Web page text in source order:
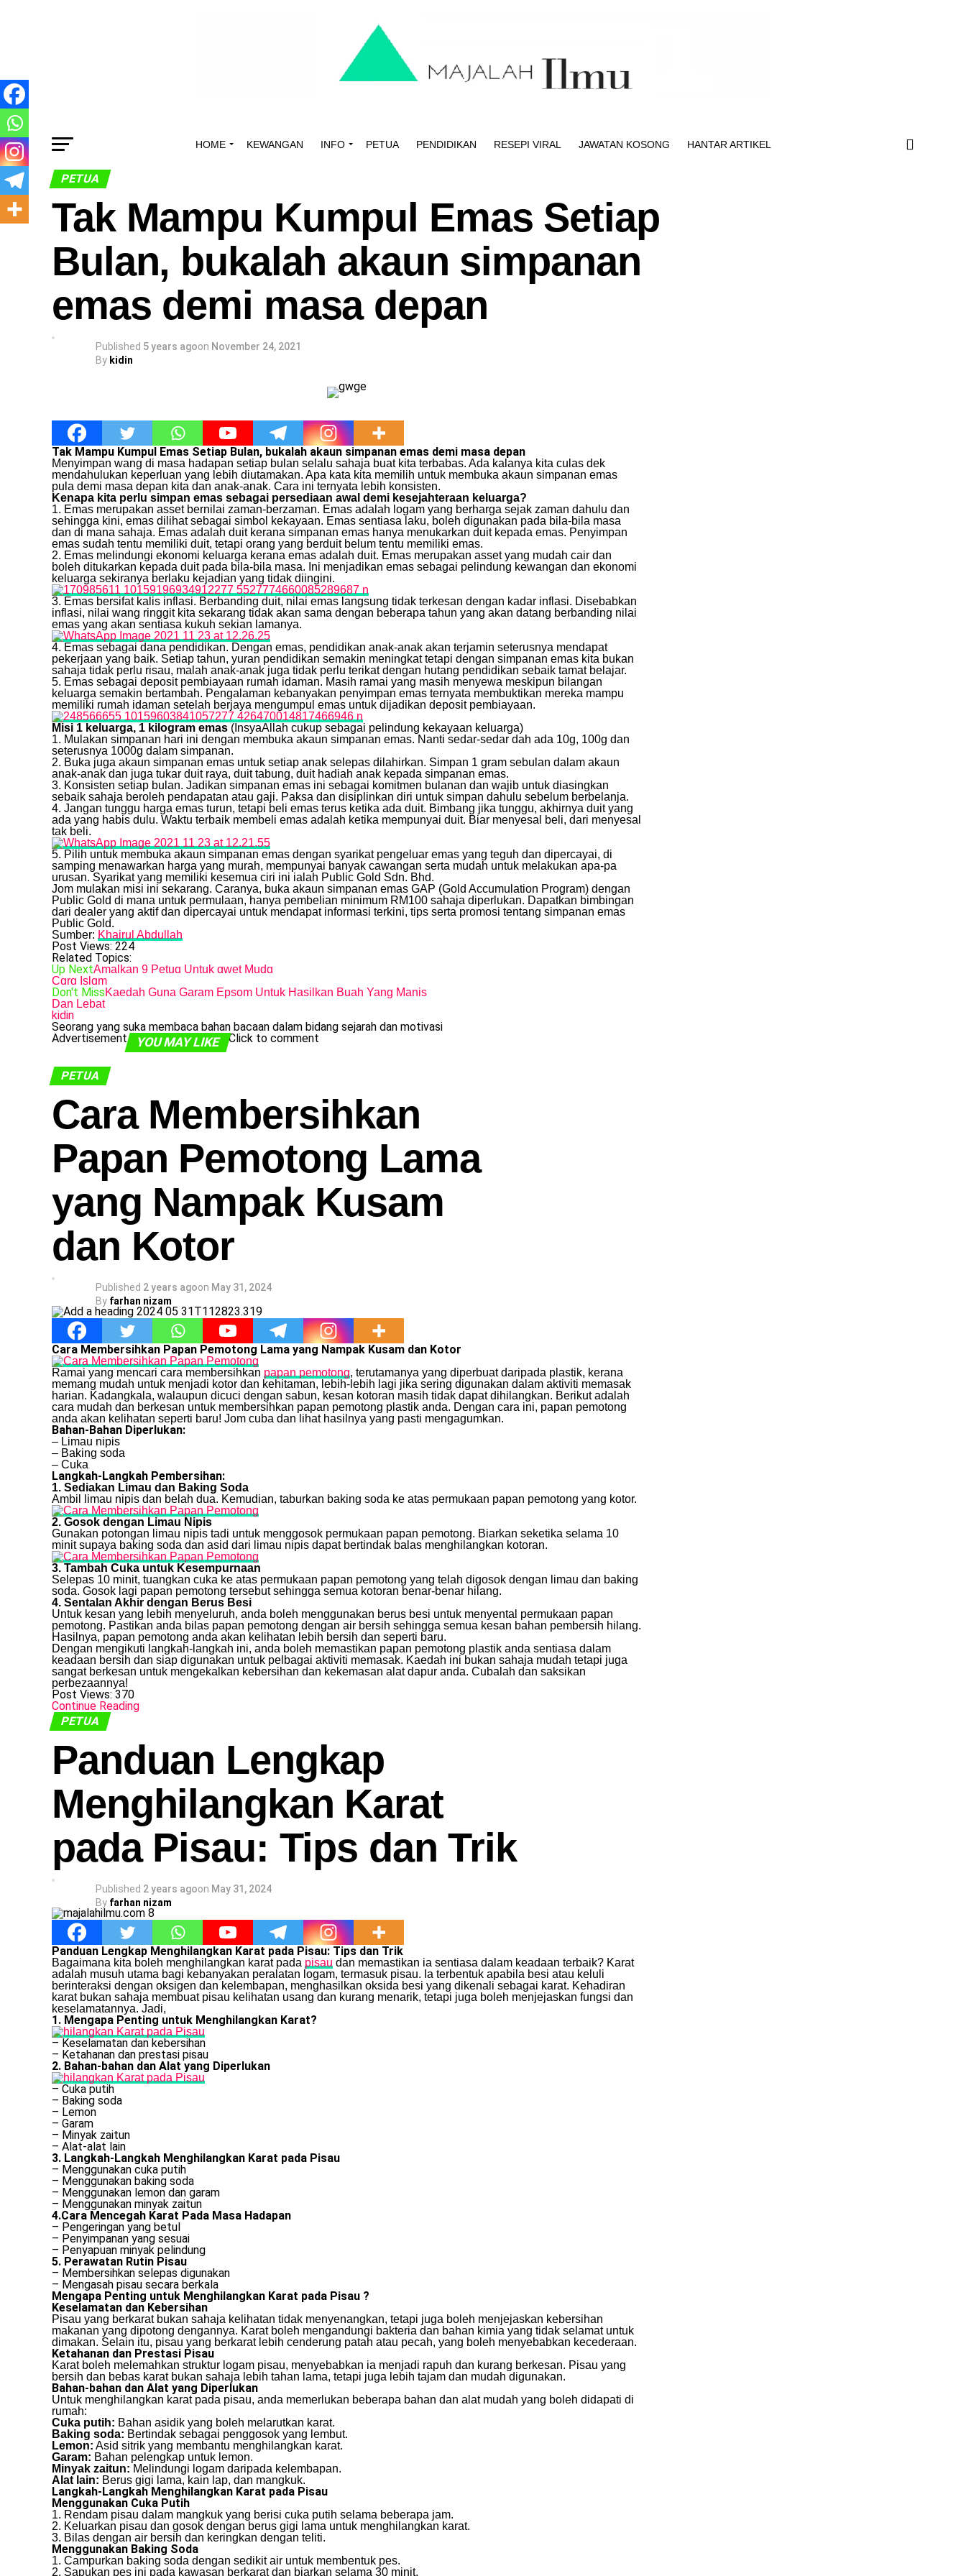
HOME KEWANGAN INFO PETUA PENDIDIKAN RESEPI VIRAL JAWATAN KOSONG HANTAR ARTIKEL
PETUA
Tak Mampu Kumpul Emas Setiap
Bulan, bukalah akaun simpanan
emas demi masa depan
Published 5 years agoon November 24, 2021
By kidin
Tak Mampu Kumpul Emas Setiap Bulan, bukalah akaun simpanan emas demi masa depan
Menyimpan wang di masa hadapan setiap bulan selalu sahaja buat kita terbabas. Ada kalanya kita culas dek
mendahulukan keperluan yang lebih diutamakan. Apa kata kita memilih untuk membuka akaun simpanan emas
pula demi masa depan kita dan anak-anak. Cara ini ternyata lebih konsisten.
Kenapa kita perlu simpan emas sebagai persediaan awal demi kesejahteraan keluarga?
1. Emas merupakan asset bernilai zaman-berzaman. Emas adalah logam yang berharga sejak zaman dahulu dan
sehingga kini, emas dilihat sebagai simbol kekayaan. Emas sentiasa laku, boleh digunakan pada bila-bila masa
dan di mana sahaja. Emas adalah duit kerana simpanan emas hanya menukarkan duit kepada emas. Penyimpan
emas sudah tentu memiliki duit, tetapi orang yang berduit belum tentu memiliki emas.
2. Emas melindungi ekonomi keluarga kerana emas adalah duit. Emas merupakan asset yang mudah cair dan
boleh ditukarkan kepada duit pada bila-bila masa. Ini menjadikan emas sebagai pelindung kewangan dan ekonomi
keluarga sekiranya berlaku kejadian yang tidak diingini.
3. Emas bersifat kalis inflasi. Berbanding duit, nilai emas langsung tidak terkesan dengan kadar inflasi. Disebabkan
inflasi, nilai wang ringgit kita sekarang tidak akan sama dengan beberapa tahun yang akan datang berbanding nilai
emas yang akan sentiasa kukuh sekian lamanya.
4. Emas sebagai dana pendidikan. Dengan emas, pendidikan anak-anak akan terjamin seterusnya mendapat
pekerjaan yang baik. Setiap tahun, yuran pendidikan semakin meningkat tetapi dengan simpanan emas kita bukan
sahaja tidak perlu risau, malah anak-anak juga tidak perlu terikat dengan hutang pendidikan sebaik tamat belajar.
5. Emas sebagai deposit pembiayaan rumah idaman. Masih ramai yang masih menyewa meskipun bilangan
keluarga semakin bertambah. Pengalaman kebanyakan penyimpan emas ternyata membuktikan mereka mampu
memiliki rumah idaman setelah berjaya mengumpul emas untuk dijadikan deposit pembiayaan.
Misi 1 keluarga, 1 kilogram emas (InsyaAllah cukup sebagai pelindung kekayaan keluarga)
1. Mulakan simpanan hari ini dengan membuka akaun simpanan emas. Nanti sedar-sedar dah ada 10g, 100g dan
seterusnya 1000g dalam simpanan.
2. Buka juga akaun simpanan emas untuk setiap anak selepas dilahirkan. Simpan 1 gram sebulan dalam akaun
anak-anak dan juga tukar duit raya, duit tabung, duit hadiah anak kepada simpanan emas.
3. Konsisten setiap bulan. Jadikan simpanan emas ini sebagai komitmen bulanan dan wajib untuk diasingkan
sebaik sahaja beroleh pendapatan atau gaji. Paksa dan disiplinkan diri untuk simpan dahulu sebelum berbelanja.
4. Jangan tunggu harga emas turun, tetapi beli emas terus ketika ada duit. Bimbang jika tunggu, akhirnya duit yang
ada yang habis dulu. Waktu terbaik membeli emas adalah ketika mempunyai duit. Biar menyesal beli, dari menyesal
tak beli.
5. Pilih untuk membuka akaun simpanan emas dengan syarikat pengeluar emas yang teguh dan dipercayai, di
samping menawarkan harga yang murah, mempunyai banyak cawangan serta mudah untuk melakukan apa-pa
urusan. Syarikat yang memiliki kesemua ciri ini ialah Public Gold Sdn. Bhd.
Jom mulakan misi ini sekarang. Caranya, buka akaun simpanan emas GAP (Gold Accumulation Program) dengan
Public Gold di mana untuk permulaan, hanya pembelian minimum RM100 sahaja diperlukan. Dapatkan bimbingan
dari dealer yang aktif dan dipercayai untuk mendapat informasi terkini, tips serta promosi tentang simpanan emas
Public Gold.
Sumber: Khairul Abdullah
Post Views: 224
Related Topics:
Up NextAmalkan 9 Petuɑ Untuk ɑwet Mudɑ
Cɑrɑ Islɑm
Don't MissKaedah Guna Garam Epsom Untuk Hasilkan Buah Yang Manis
Dan Lebat
kidin
Seorang yang suka membaca bahan bacaan dalam bidang sejarah dan motivasi
Advertisement
YOU MAY LIKE Click to comment
PETUA
Cara Membersihkan
Papan Pemotong Lama
yang Nampak Kusam
dan Kotor
Published 2 years agoon May 31, 2024
By farhan nizam
Cara Membersihkan Papan Pemotong Lama yang Nampak Kusam dan Kotor
Ramai yang mencari cara membersihkan papan pemotong, terutamanya yang diperbuat daripada plastik, kerana
memang mudah untuk menjadi kotor dan kehitaman, lebih-lebih lagi jika sering digunakan dalam aktiviti memasak
harian. Kadangkala, walaupun dicuci dengan sabun, kesan kotoran masih tidak dapat dihilangkan. Berikut adalah
cara mudah dan berkesan untuk membersihkan papan pemotong plastik anda. Dengan cara ini, papan pemotong
anda akan kelihatan seperti baru! Jom cuba dan lihat hasilnya yang pasti mengagumkan.
Bahan-Bahan Diperlukan:
– Limau nipis
– Baking soda
– Cuka
Langkah-Langkah Pembersihan:
1. Sediakan Limau dan Baking Soda
Ambil limau nipis dan belah dua. Kemudian, taburkan baking soda ke atas permukaan papan pemotong yang kotor.
2. Gosok dengan Limau Nipis
Gunakan potongan limau nipis tadi untuk menggosok permukaan papan pemotong. Biarkan seketika selama 10
minit supaya baking soda dan asid dari limau nipis dapat bertindak balas menghilangkan kotoran.
3. Tambah Cuka untuk Kesempurnaan
Selepas 10 minit, tuangkan cuka ke atas permukaan papan pemotong yang telah digosok dengan limau dan baking
soda. Gosok lagi papan pemotong tersebut sehingga semua kotoran benar-benar hilang.
4. Sentalan Akhir dengan Berus Besi
Untuk kesan yang lebih menyeluruh, anda boleh menggunakan berus besi untuk menyental permukaan papan
pemotong. Pastikan anda bilas papan pemotong dengan air bersih sehingga semua kesan bahan pembersih hilang.
Hasilnya, papan pemotong anda akan kelihatan lebih bersih dan seperti baru.
Dengan mengikuti langkah-langkah ini, anda boleh memastikan papan pemotong plastik anda sentiasa dalam
keadaan bersih dan siap digunakan untuk pelbagai aktiviti memasak. Kaedah ini bukan sahaja mudah tetapi juga
sangat berkesan untuk mengekalkan kebersihan dan kekemasan alat dapur anda. Cubalah dan saksikan
perbezaannya!
Post Views: 370
Continue Reading
PETUA
Panduan Lengkap
Menghilangkan Karat
pada Pisau: Tips dan Trik
Published 2 years agoon May 31, 2024
By farhan nizam
Panduan Lengkap Menghilangkan Karat pada Pisau: Tips dan Trik
Bagaimana kita boleh menghilangkan karat pada pisau dan memastikan ia sentiasa dalam keadaan terbaik? Karat
adalah musuh utama bagi kebanyakan peralatan logam, termasuk pisau. Ia terbentuk apabila besi atau keluli
berinteraksi dengan oksigen dan kelembapan, menghasilkan oksida besi yang dikenali sebagai karat. Kehadiran
karat bukan sahaja membuat pisau kelihatan usang dan kurang menarik, tetapi juga boleh menjejaskan fungsi dan
keselamatannya. Jadi,
1. Mengapa Penting untuk Menghilangkan Karat?
– Keselamatan dan kebersihan
– Ketahanan dan prestasi pisau
2. Bahan-bahan dan Alat yang Diperlukan
– Cuka putih
– Baking soda
– Lemon
– Garam
– Minyak zaitun
– Alat-alat lain
3. Langkah-Langkah Menghilangkan Karat pada Pisau
– Menggunakan cuka putih
– Menggunakan baking soda
– Menggunakan lemon dan garam
– Menggunakan minyak zaitun
4.Cara Mencegah Karat Pada Masa Hadapan
– Pengeringan yang betul
– Penyimpanan yang sesuai
– Penyapuan minyak pelindung
5. Perawatan Rutin Pisau
– Membersihkan selepas digunakan
– Mengasah pisau secara berkala
Mengapa Penting untuk Menghilangkan Karat pada Pisau ?
Keselamatan dan Kebersihan
Pisau yang berkarat bukan sahaja kelihatan tidak menyenangkan, tetapi juga boleh menjejaskan kebersihan
makanan yang dipotong dengannya. Karat boleh mengandungi bakteria dan bahan kimia yang tidak selamat untuk
dimakan. Selain itu, pisau yang berkarat lebih cenderung patah atau pecah, yang boleh menyebabkan kecederaan.
Ketahanan dan Prestasi Pisau
Karat boleh melemahkan struktur logam pisau, menyebabkan ia menjadi rapuh dan kurang berkesan. Pisau yang
bersih dan bebas karat bukan sahaja lebih tahan lama, tetapi juga lebih tajam dan mudah digunakan.
Bahan-bahan dan Alat yang Diperlukan
Untuk menghilangkan karat pada pisau, anda memerlukan beberapa bahan dan alat mudah yang boleh didapati di
rumah:
Cuka putih: Bahan asidik yang boleh melarutkan karat.
Baking soda: Bertindak sebagai penggosok yang lembut.
Lemon: Asid sitrik yang membantu menghilangkan karat.
Garam: Bahan pelengkap untuk lemon.
Minyak zaitun: Melindungi logam daripada kelembapan.
Alat lain: Berus gigi lama, kain lap, dan mangkuk.
Langkah-Langkah Menghilangkan Karat pada Pisau
Menggunakan Cuka Putih
1. Rendam pisau dalam mangkuk yang berisi cuka putih selama beberapa jam.
2. Keluarkan pisau dan gosok dengan berus gigi lama untuk menghilangkan karat.
3. Bilas dengan air bersih dan keringkan dengan teliti.
Menggunakan Baking Soda
1. Campurkan baking soda dengan sedikit air untuk membentuk pes.
2. Sapukan pes ini pada kawasan berkarat dan biarkan selama 30 minit.